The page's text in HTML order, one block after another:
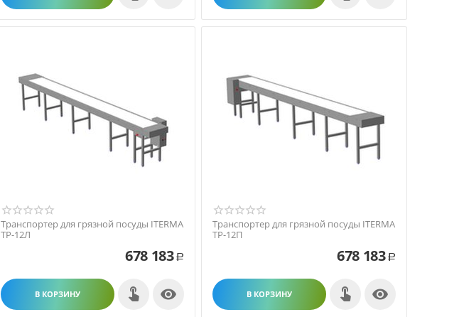
Транспортер для грязной посуды ITERMA
ТР-12Л
678 183 Р
В КОРЗИНУ 
Транспортер для грязной посуды ITERMA
ТР-12П
678 183 Р
В КОРЗИНУ 